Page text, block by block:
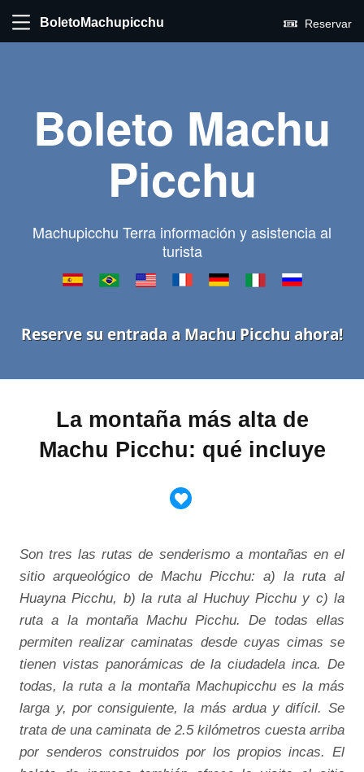
BoletoMachupicchu Reservar
Boleto Machu
Picchu
Machupicchu Terra información y asistencia al
turista
Reserve su entrada a Machu Picchu ahora!
La montaña más alta de
Machu Picchu: qué incluye
Son tres las rutas de senderismo a montañas en el
sitio arqueológico de Machu Picchu: a) la ruta al
Huayna Picchu, b) la ruta al Huchuy Picchu y c) la
ruta a la montaña Machu Picchu. De todas ellas
permiten realizar caminatas desde cuyas cimas se
tienen vistas panorámicas de la ciudadela inca. De
todas, la ruta a la montaña Machupicchu es la más
larga y, por consiguiente, la más ardua y difícil. Se
trata de una caminata de 2.5 kilómetros cuesta arriba
por senderos construidos por los propios incas. El